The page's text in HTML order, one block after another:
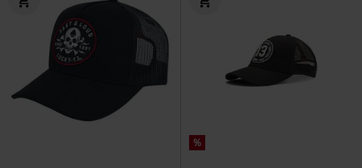
%